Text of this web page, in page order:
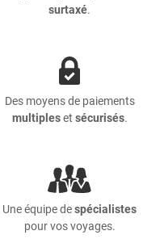
surtaxé.
Des moyens de paiements
multipleset sécurisés.
Une équipe despécialistes
pour vos voyages.